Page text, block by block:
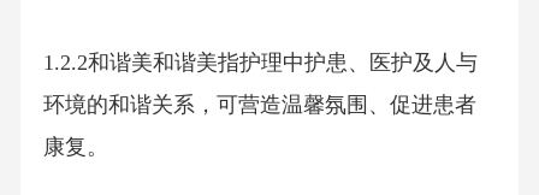
1.2.2和谐美和谐美指护理中护患、医护及人与
环境的和谐关系，可营造温馨氛围、促进患者
康复。